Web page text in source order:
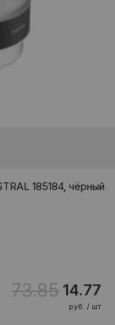
185184, чёрный
73.85 14.77
руб. / шт